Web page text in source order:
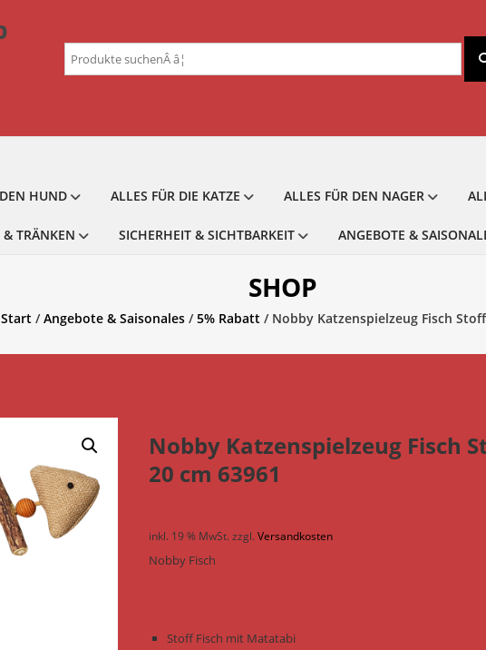
Suchen
nach:
HUND ALLES FÜR DIE KATZE ALLES FÜR DEN NAGER
& TRÄNKEN SICHERHEIT & SICHTBARKEIT ANGEBOTE &
SHOP
Start/Angebote & Saisonales/5% Rabatt/ Nobby Katzenspielzeug Fisch Stoff
Nobby Katzenspielzeug Fisch
20 cm 63961
inkl. 19 % MwSt. zzgl.Versandkosten
Nobby Fisch
Stoff Fisch mit Matatabi